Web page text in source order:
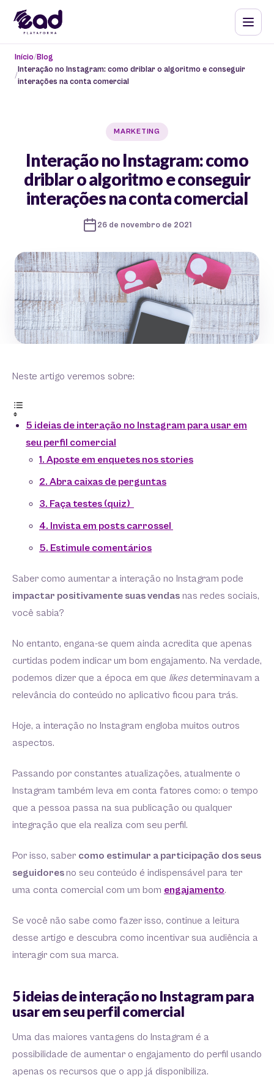
Início Blog
Interação no Instagram: como driblar o algoritmo e conseguir
interações na conta comercial
MARKETING
Interação no Instagram: como
driblar o algoritmo e conseguir
interações na conta comercial
26 de novembro de 2021
Neste artigo veremos sobre:
5 ideias de interação no Instagram para usar em
seu perfil comercial
1. Aposte em enquetes nos stories
2. Abra caixas de perguntas
3. Faça testes (quiz)
4. Invista em posts carrossel
5. Estimule comentários
Saber como aumentar a interação no Instagram pode
impactar positivamente suas vendas nas redes sociais,
você sabia?
No entanto, engana-se quem ainda acredita que apenas
curtidas podem indicar um bom engajamento. Na verdade,
podemos dizer que a época em que likes determinavam a
relevância do conteúdo no aplicativo ficou para trás.
Hoje, a interação no Instagram engloba muitos outros
aspectos.
Passando por constantes atualizações, atualmente o
Instagram também leva em conta fatores como: o tempo
que a pessoa passa na sua publicação ou qualquer
integração que ela realiza com seu perfil.
Por isso, saber como estimular a participação dos seus
seguidores no seu conteúdo é indispensável para ter
uma conta comercial com um bom engajamento.
Se você não sabe como fazer isso, continue a leitura
desse artigo e descubra como incentivar sua audiência a
interagir com sua marca.
5 ideias de interação no Instagram para
usar em seu perfil comercial
Uma das maiores vantagens do Instagram é a
possibilidade de aumentar o engajamento do perfil usando
apenas os recursos que o app já disponibiliza.